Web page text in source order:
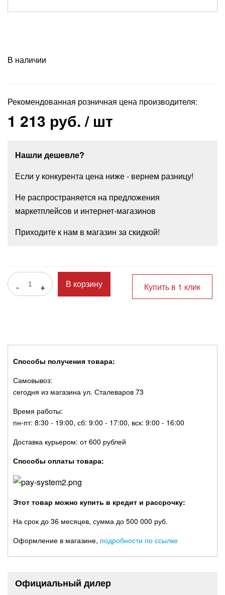
В наличии
Рекомендованная розничная цена производителя:
1 213 руб./ шт
Нашли дешевле?
Если у конкурента цена ниже - вернем разницу!
Не распространяется на предложения
маркетплейсов и интернет-магазинов
Приходите к нам в магазин за скидкой!
- + В корзину Купить в 1 клик
Способы получения товара:
Самовывоз:
сегодня из магазина ул. Сталеваров 73
Время работы:
пн-пт: 8:30 - 19:00, сб: 9:00 - 17:00, вск: 9:00 - 16:00
Доставка курьером: от 600 рублей
Способы оплаты товара:
Этот товар можно купить в кредит и рассрочку:
На срок до 36 месяцев, сумма до 500 000 руб.
Оформление в магазине, подробности по ссылке
Официальный дилер